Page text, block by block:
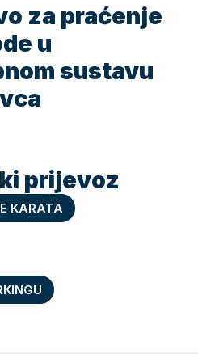
za praćenje
u
sustavu
prijevoz
KARATA